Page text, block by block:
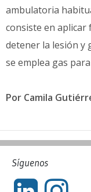
ambulatoria
consiste en aplicar
detener la lesión y
se emplea gas
Por Camila
Síguenos